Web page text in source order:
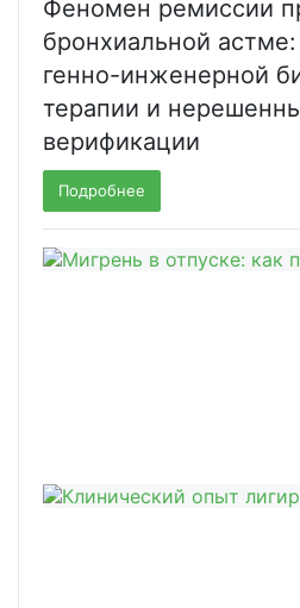
Феномен ремиссии
бронхиальной
генно-инженерной
терапии и
верификации
Подробнее